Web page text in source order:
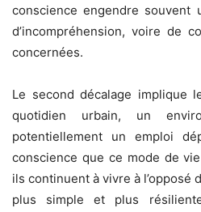
conscience engendre souvent
d’incompréhension, voire de
concernées.
Le second décalage implique
quotidien urbain, un
potentiellement un emploi
conscience que ce mode de
ils continuent à vivre à l’opposé
plus simple et plus